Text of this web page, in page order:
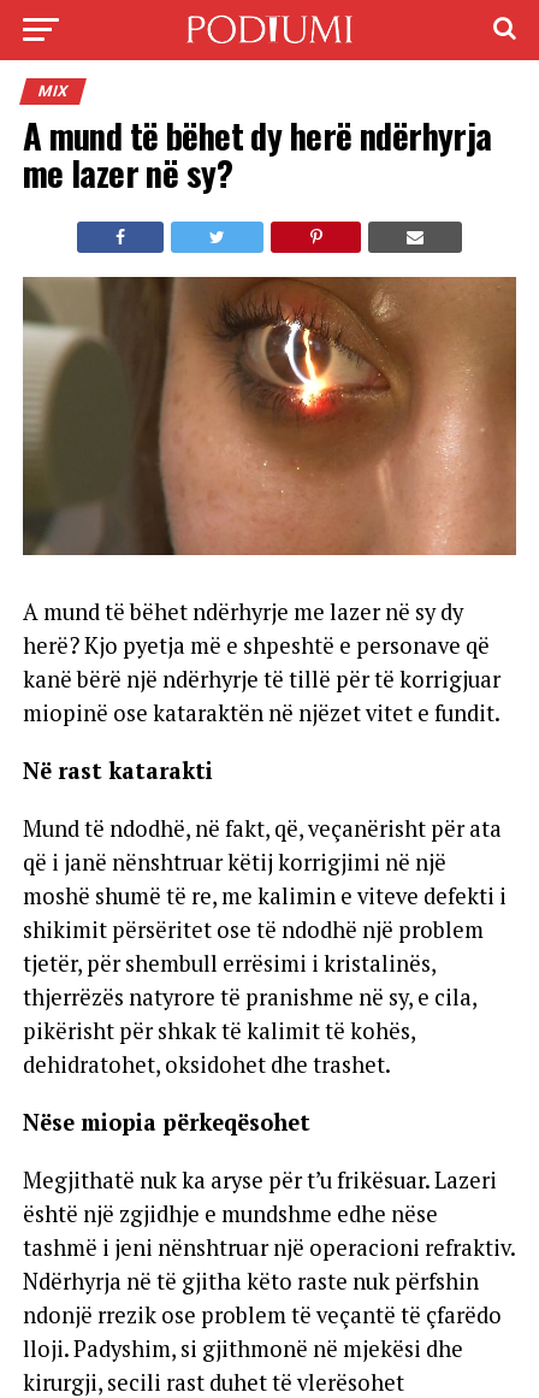
MIX
A mund të bëhet dy herë ndërhyrja
me lazer në sy?
A mund të bëhet ndërhyrje me lazer në sy dy
herë? Kjo pyetja më e shpeshtë e personave që
kanë bërë një ndërhyrje të tillë për të korrigjuar
miopinë ose kataraktën në njëzet vitet e fundit.
Në rast katarakti
Mund të ndodhë, në fakt, që, veçanërisht për ata
që i janë nënshtruar këtij korrigjimi në një
moshë shumë të re, me kalimin e viteve defekti i
shikimit përsëritet ose të ndodhë një problem
tjetër, për shembull errësimi i kristalinës,
thjerrëzës natyrore të pranishme në sy, e cila,
pikërisht për shkak të kalimit të kohës,
dehidratohet, oksidohet dhe trashet.
Nëse miopia përkeqësohet
Megjithatë nuk ka aryse për t’u frikësuar. Lazeri
është një zgjidhje e mundshme edhe nëse
tashmë i jeni nënshtruar një operacioni refraktiv.
Ndërhyrja në të gjitha këto raste nuk përfshin
ndonjë rrezik ose problem të veçantë të çfarëdo
lloji. Padyshim, si gjithmonë në mjekësi dhe
kirurgji, secili rast duhet të vlerësohet